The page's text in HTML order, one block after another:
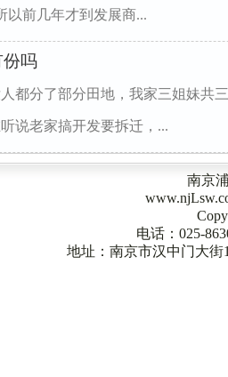
以前几年才到发展商...
份吗
都分了部分田地，我家三姐妹共
说老家搞开发要拆迁，...
南京
电话：025-
地址：南京市汉中门大